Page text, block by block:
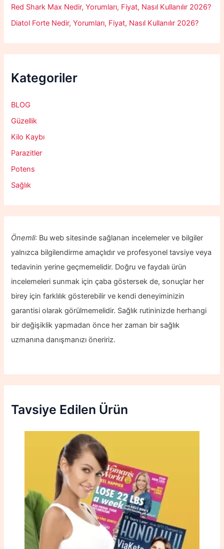
Red Shark Max Nedir, Yorumları, Fiyat, Nasıl Kullanılır 2026?
Diatol Forte Nedir, Yorumları, Fiyat, Nasıl Kullanılır 2026?
Kategoriler
BLOG
Güzellik
Kilo Kaybı
Parazitler
Potens
Sağlık
Önemli: Bu web sitesinde sağlanan incelemeler ve bilgiler
yalnızca bilgilendirme amaçlıdır ve profesyonel tavsiye veya
tedavinin yerine geçmemelidir. Doğru ve faydalı ürün
incelemeleri sunmak için çaba göstersek de, sonuçlar her
birey için farklılık gösterebilir ve kendi deneyiminizin
garantisi olarak görülmemelidir. Sağlık rutininizde herhangi
bir değişiklik yapmadan önce her zaman bir sağlık
uzmanına danışmanızı öneririz.
Tavsiye Edilen Ürün